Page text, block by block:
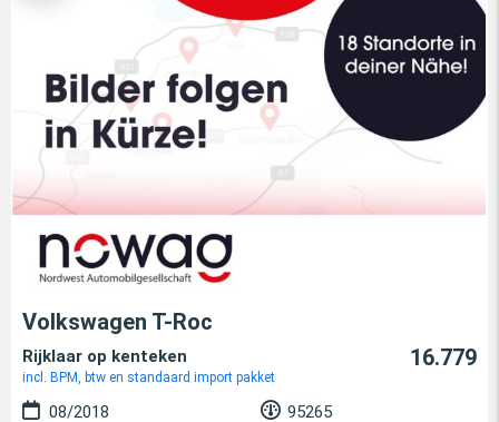
Volkswagen T-Roc
Rijklaar op kenteken
incl. BPM, btw en standaard import pakket
16.779
08/2018
95265